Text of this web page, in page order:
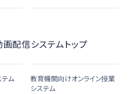
配信システムトップ
ム
教育機関向けオンライン授業
システム